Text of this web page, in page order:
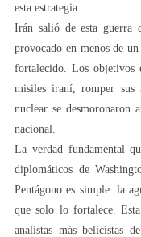
esta estrategia.
Irán salió de esta guerra
provocado en menos de
fortalecido. Los objetivos
misiles iraní, romper sus
nuclear se desmoronaron
nacional.
La verdad fundamental
diplomáticos de
Pentágono es simple: la
que solo lo fortalece.
analistas más belicistas